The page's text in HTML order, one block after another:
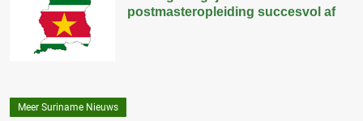
postmasteropleiding succesvol af
Meer Suriname Nieuws